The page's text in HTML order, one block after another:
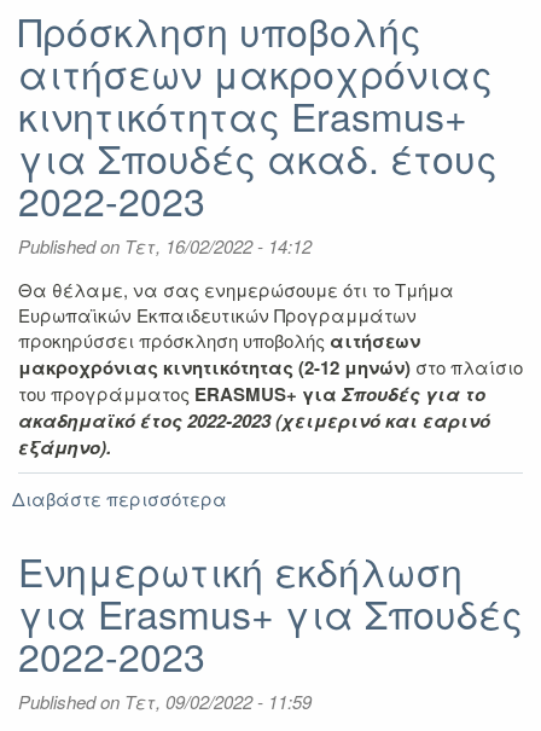
Σπουδές
έτους
2022-
2023
Πρόσκληση υποβολής
αιτήσεων μακροχρόνιας
κινητικότητας Erasmus+
για Σπουδές ακαδ. έτους
2022-2023
Published on Τετ, 16/02/2022 - 14:12
Θα θέλαμε, να σας ενημερώσουμε ότι το Τμήμα
Ευρωπαϊκών Εκπαιδευτικών Προγραμμάτων
προκηρύσσει πρόσκληση υποβολής αιτήσεων
μακροχρόνιας κινητικότητας (2-12 μηνών) στο πλαίσιο
του προγράμματος ERASMUS+ για Σπουδές για το
ακαδημαϊκό έτος 2022-2023 (χειμερινό και εαρινό
εξάμηνο).
Διαβάστε περισσότερα
αιτήσεων
μακροχρόνιας
κινητικότητας
Σπουδές
Ενημερωτική εκδήλωση
για Erasmus+ για Σπουδές
2022-2023
Published on Τετ, 09/02/2022 - 11:59